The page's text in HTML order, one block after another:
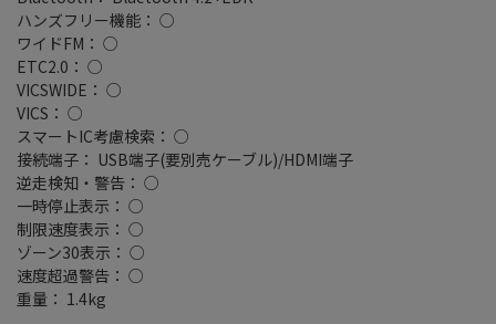
ハンズフリー機能： ○
ワイドFM： ○
ETC2.0： ○
VICSWIDE： ○
VICS： ○
スマートIC考慮検索： ○
接続端子： USB端子(要別売ケーブル)/HDMI端子
逆走検知・警告： ○
一時停止表示： ○
制限速度表示： ○
ゾーン30表示： ○
速度超過警告： ○
重量： 1.4kg